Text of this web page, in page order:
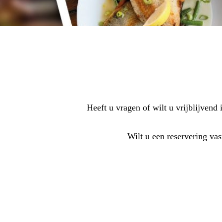
Heeft u vragen of wilt u vrijblijvend
Wilt u een reservering